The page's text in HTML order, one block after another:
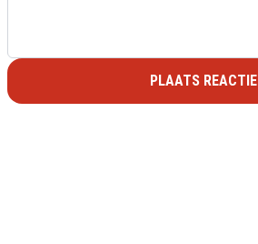
PLAATS REACTIE